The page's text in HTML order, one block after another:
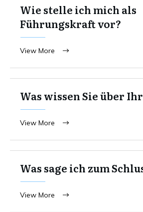
Wie stelle ich mich als
Führungskraft vor?
View More
Was wissen Sie über
View More
Was sage ich zum
View More